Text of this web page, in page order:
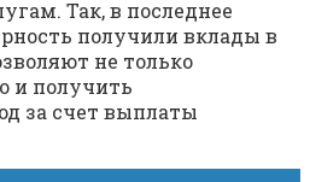
Так, в последнее
получили вклады в
не только
и получить
за счет выплаты